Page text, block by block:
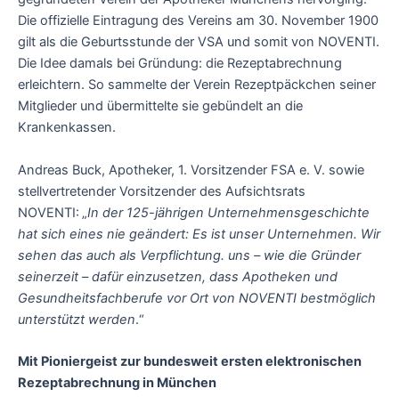
Die offizielle Eintragung des Vereins am 30. November 1900
gilt als die Geburtsstunde der VSA und somit von NOVENTI.
Die Idee damals bei Gründung: die Rezeptabrechnung
erleichtern. So sammelte der Verein Rezeptpäckchen seiner
Mitglieder und übermittelte sie gebündelt an die
Krankenkassen.
Andreas Buck, Apotheker, 1. Vorsitzender FSA e. V. sowie
stellvertretender Vorsitzender des Aufsichtsrats
NOVENTI: „In der 125-jährigen Unternehmensgeschichte
hat sich eines nie geändert: Es ist unser Unternehmen. Wir
sehen das auch als Verpflichtung. uns – wie die Gründer
seinerzeit – dafür einzusetzen, dass Apotheken und
Gesundheitsfachberufe vor Ort von NOVENTI bestmöglich
unterstützt werden.“
Mit Pioniergeist zur bundesweit ersten elektronischen
Rezeptabrechnung in München